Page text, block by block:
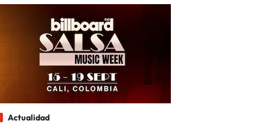
Actualidad